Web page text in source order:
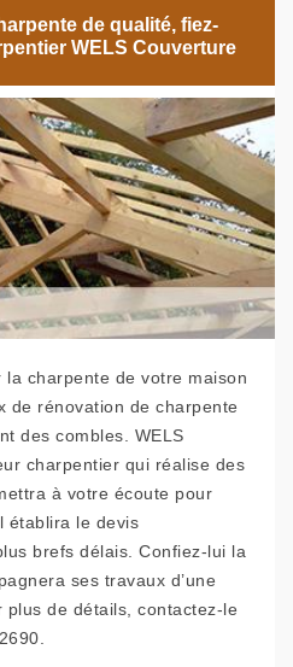
de qualité, fiez-
WELS Couverture
la charpente de votre maison
de rénovation de charpente
des combles. WELS
charpentier qui réalise des
à votre écoute pour
établira le devis
brefs délais. Confiez-lui la
ses travaux d’une
de détails, contactez-le